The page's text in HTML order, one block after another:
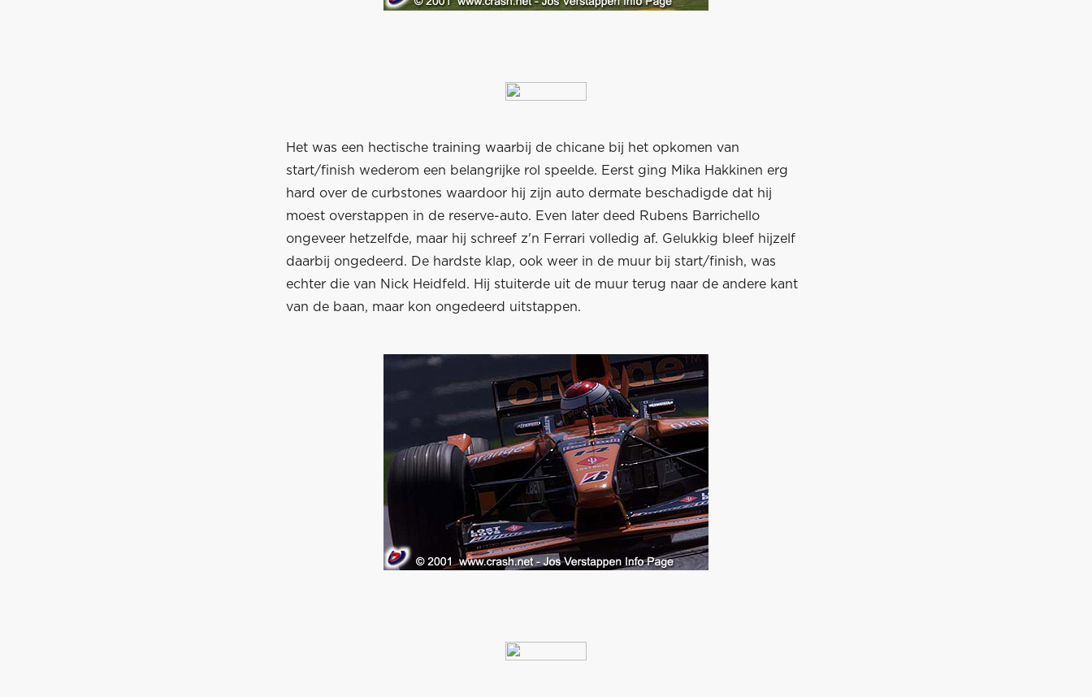
Het was een hectische training waarbij de chicane bij het opkomen van
start/finish wederom een belangrijke rol speelde. Eerst ging Mika Hakkinen erg
hard over de curbstones waardoor hij zijn auto dermate beschadigde dat hij
moest overstappen in de reserve-auto. Even later deed Rubens Barrichello
ongeveer hetzelfde, maar hij schreef z'n Ferrari volledig af. Gelukkig bleef hijzelf
daarbij ongedeerd. De hardste klap, ook weer in de muur bij start/finish, was
echter die van Nick Heidfeld. Hij stuiterde uit de muur terug naar de andere kant
van de baan, maar kon ongedeerd uitstappen.